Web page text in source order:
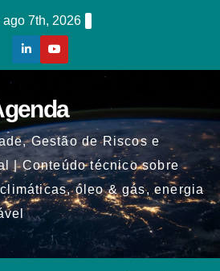
ago 7th, 2026
Gestão de Riscos e
| Conteúdo técnico sobre
óleo & gás, energia